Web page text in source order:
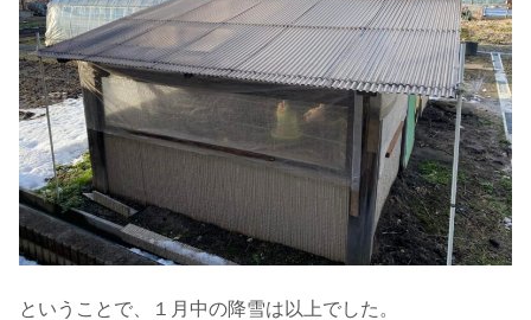
ということで、１月中の降雪は以上でした。